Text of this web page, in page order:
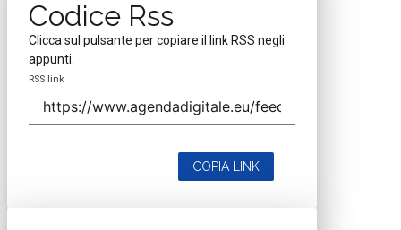
Codice Rss
Clicca sul pulsante per copiare il link RSS negli
appunti.
RSS link
COPIA LINK